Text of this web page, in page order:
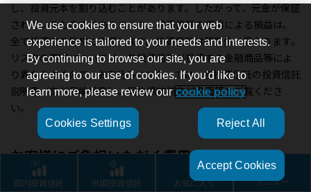
国内投資信託 外国投資信託 お気に入り メニュー
し、投資元本を割り込むことがあります。したがって、元金が保証
されているものではありません。投資信託の運用による損益は、
全て投資者の皆様に帰属します。投資信託は預貯金と異なります。
リスクの要因については、各投資信託が投資する金融商品等によ
り異なりますので、お申込みにあたっては、各投資信託の投資信託
説明書（交付目論見書）、契約締結前交付書面等をご覧くださ
い。
お客様にご負担いただく費用
We use cookies to ensure that your web
experience is tailored to your needs and interests.
By continuing to browse our site, you are
agreeing to our use of cookies. If you'd like to
learn more, please review our cookie policy
Cookies Settings Reject All
Accept Cookies